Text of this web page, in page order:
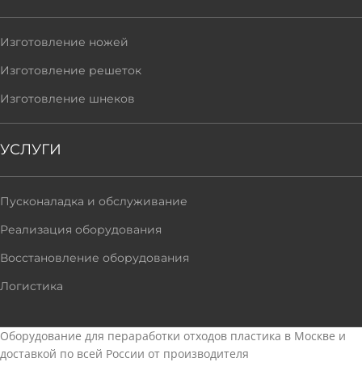
Изготовление ножей
Изготовление решеток
Изготовление шнеков
УСЛУГИ
Пусконаладка и обслуживание
Реализация оборудования
Восстановление оборудования
Логистика
Оборудование для пераработки отходов пластика в Москве и
доставкой по всей России от производителя